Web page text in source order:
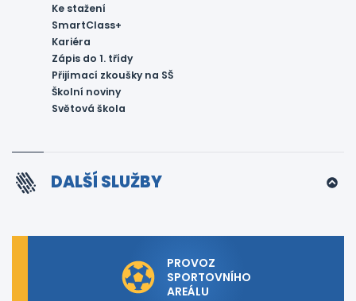
Ke stažení
SmartClass+
Kariéra
Zápis do 1. třídy
Přijímací zkoušky na SŠ
Školní noviny
Světová škola
DALŠÍ SLUŽBY
PROVOZ
SPORTOVNÍHO
AREÁLU